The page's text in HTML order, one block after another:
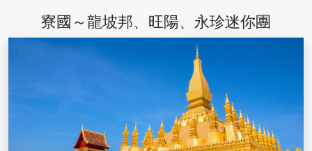
寮國～龍坡邦、旺陽、永珍迷你團